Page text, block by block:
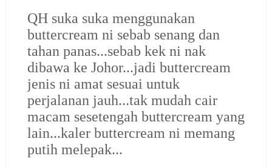
QH suka suka menggunakan
buttercream ni sebab senang dan
tahan panas...sebab kek ni nak
dibawa ke Johor...jadi buttercream
jenis ni amat sesuai untuk
perjalanan jauh...tak mudah cair
macam sesetengah buttercream yang
lain...kaler buttercream ni memang
putih melepak...